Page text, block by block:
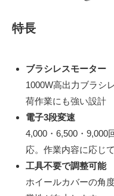
特長
ブラシレスモーター
1000W高出力ブラシ
荷作業にも強い設計
電子3段変速
4,000・6,500・9,000
応。作業内容に応じ
工具不要で調整可能
ホイールカバーの角